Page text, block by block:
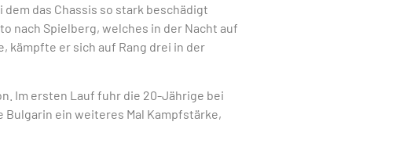
das Chassis so stark beschädigt
nach Spielberg, welches in der Nacht auf
kämpfte er sich auf Rang drei in der
Im ersten Lauf fuhr die 20-Jährige bei
Bulgarin ein weiteres Mal Kampfstärke,